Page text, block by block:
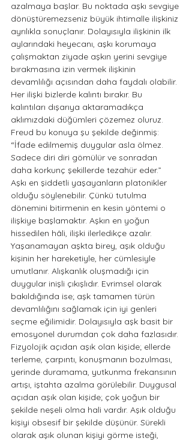
azalmaya başlar. Bu noktada aşkı sevgiye
dönüştüremezseniz büyük ihtimalle ilişkiniz
ayrılıkla sonuçlanır. Dolayısıyla ilişkinin ilk
aylarındaki heyecanı, aşkı korumaya
çalışmaktan ziyade aşkın yerini sevgiye
bırakmasına izin vermek ilişkinin
devamlılığı açısından daha faydalı olabilir.
Her ilişki bizlerde kalıntı bırakır. Bu
kalıntıları dışarıya aktaramadıkça
aklımızdaki düğümleri çözemez oluruz.
Freud bu konuya şu şekilde değinmiş:
“İfade edilmemiş duygular asla ölmez.
Sadece diri diri gömülür ve sonradan
daha korkunç şekillerde tezahür eder.”
Aşkı en şiddetli yaşayanların platonikler
olduğu söylenebilir. Çünkü tutulma
dönemini bitirmenin en kesin yöntemi o
ilişkiye başlamaktır. Aşkın en yoğun
hissedilen hâli, ilişki ilerledikçe azalır.
Yaşanamayan aşkta birey, aşık olduğu
kişinin her hareketiyle, her cümlesiyle
umutlanır. Alışkanlık oluşmadığı için
duygular inişli çıkışlıdır. Evrimsel olarak
bakıldığında ise; aşk tamamen türün
devamlılığını sağlamak için iyi genleri
seçme eğilimidir. Dolayısıyla aşk basit bir
emosyonel durumdan çok daha fazlasıdır.
Fizyolojik açıdan aşık olan kişide; ellerde
terleme, çarpıntı, konuşmanın bozulması,
yerinde duramama, yutkunma frekansının
artışı, iştahta azalma görülebilir. Duygusal
açıdan aşık olan kişide; çok yoğun bir
şekilde neşeli olma hali vardır. Aşık olduğu
kişiyi obsesif bir şekilde düşünür. Sürekli
olarak aşık olunan kişiyi görme isteği,